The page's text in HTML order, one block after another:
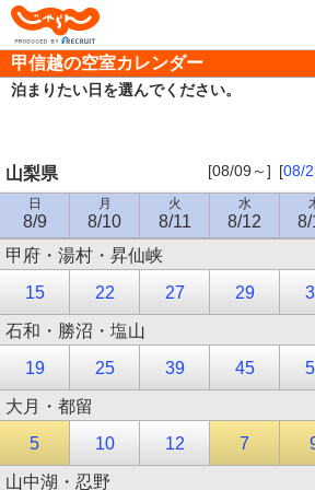
甲信越の空室カレンダー
泊まりたい日を選んでください。
山梨県 [08/09～] [08/
日
8/9
月
8/10
火
8/11
水
8/12
甲府・湯村・昇仙峡
15
22 27 29
石和・勝沼・塩山
19
25 39 45
大月・都留
5
10 12 7
山中湖・忍野